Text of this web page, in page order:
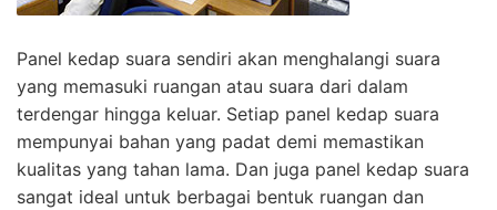
Panel kedap suara sendiri akan menghalangi suara
yang memasuki ruangan atau suara dari dalam
terdengar hingga keluar. Setiap panel kedap suara
mempunyai bahan yang padat demi memastikan
kualitas yang tahan lama. Dan juga panel kedap suara
sangat ideal untuk berbagai bentuk ruangan dan